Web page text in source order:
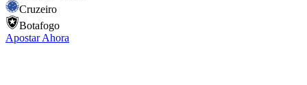
Cruzeiro
Botafogo
Apostar Ahora